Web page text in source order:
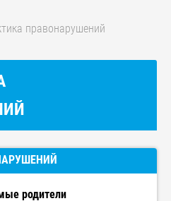
правонарушений
родители